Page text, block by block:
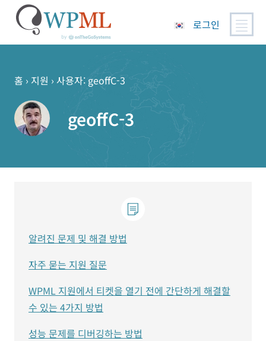
로그인
홈 › 지원 › 사용자: geoffC-3
geoffC-3
알려진 문제 및 해결 방법
자주 묻는 지원 질문
WPML 지원에서 티켓을 열기 전에 간단하게 해결할
수 있는 4가지 방법
성능 문제를 디버깅하는 방법